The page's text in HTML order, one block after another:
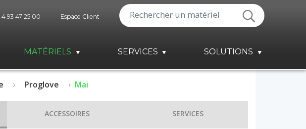
4 93 47 25 00 Espace Client
MATÉRIELS SERVICES SOLUTIONS
Proglove Mai
ACCESSOIRES SERVICES